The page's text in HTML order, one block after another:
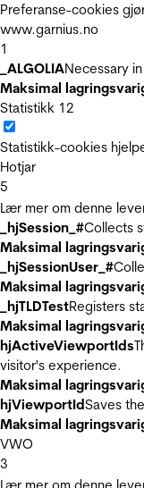
Preferanse-cookies
www.garnius.no
1
_ALGOLIANecessary
Maksimal
Statistikk 12
Statistikk-cookies
Hotjar
5
Lær mer om denne
_hjSession_#Collects
Maksimal
_hjSessionUser_#
Maksimal
_hjTLDTestRegisters
Maksimal
hjActiveViewportIds
visitor's experience.
Maksimal
hjViewportIdSaves
Maksimal
VWO
3